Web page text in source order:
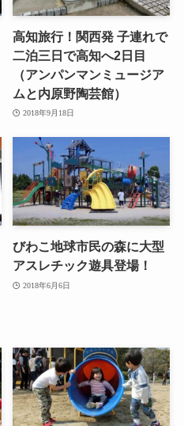
高知旅行！関西発 子連れで
二泊三日で高知へ2日目
（アンパンマンミュージア
ムと内原野陶芸館）
2018年9月18日
びわこ地球市民の森に大型
アスレチック遊具登場！
2018年6月6日